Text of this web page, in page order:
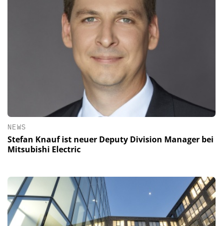
NEWS
Stefan Knauf ist neuer Deputy Division Manager bei
Mitsubishi Electric